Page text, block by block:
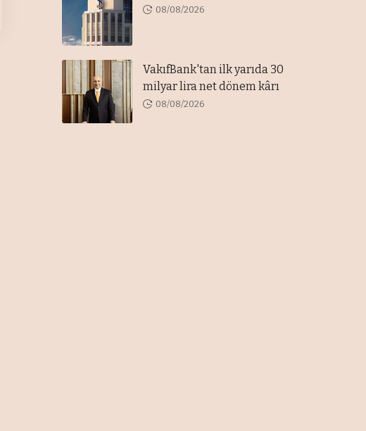
08/08/2026
VakıfBank'tan ilk yarıda 30
milyar lira net dönem kârı
08/08/2026